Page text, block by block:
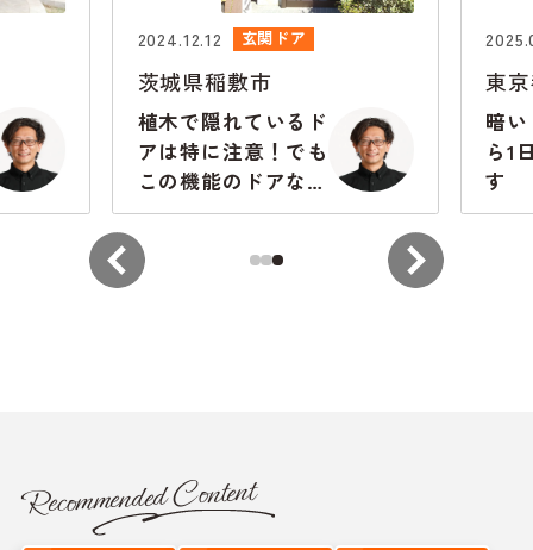
2024.12.12 玄関ドア
茨城県稲敷市
植木で隠れているド
アは特に注意！でも
この機能のドアなら
大丈夫
東
暗い
ら1
す
Recommended Content